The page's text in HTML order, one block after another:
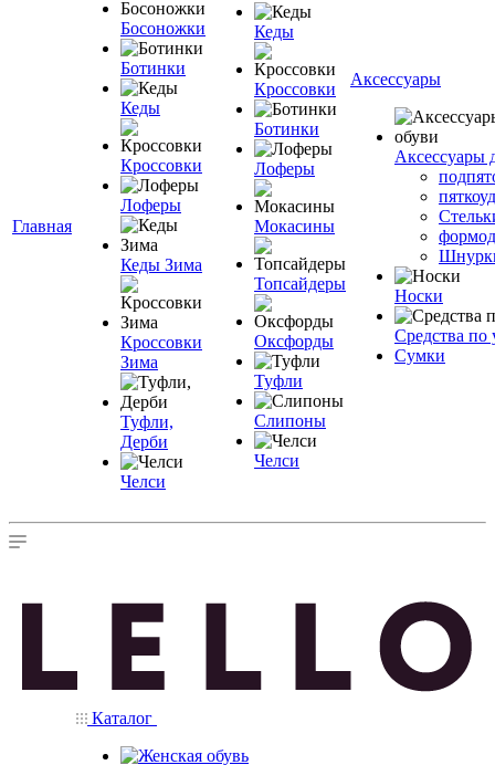
Главная
Босоножки
Ботинки
Кеды
Кроссовки
Лоферы
Кеды Зима
Кроссовки
Зима
Туфли,
Дерби
Челси
Кеды
Кроссовки
Ботинки
Лоферы
Мокасины
Топсайдеры
Оксфорды
Туфли
Слипоны
Челси
Аксессуары
Аксессуары
Носки
Средства по
Сумки
Каталог